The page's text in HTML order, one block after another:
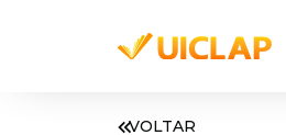
VOLTAR